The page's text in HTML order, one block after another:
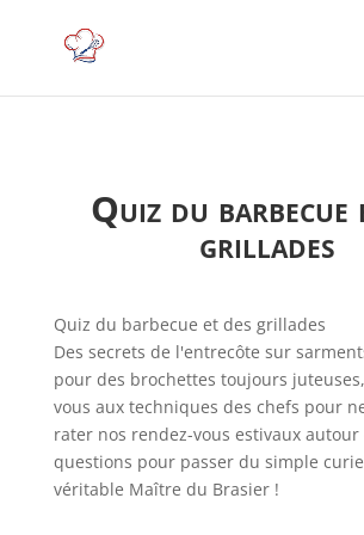
Quiz du barbecue
grillades
Quiz du barbecue et des grillades
Des secrets de l'entrecôte sur
pour des brochettes toujours
vous aux techniques des chefs pour
rater nos rendez-vous estivaux
questions pour passer du simple
véritable Maître du Brasier !